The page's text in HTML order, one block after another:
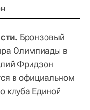
Бронзовый
Олимпиады в
Фридзон
в официальном
клуба Единой